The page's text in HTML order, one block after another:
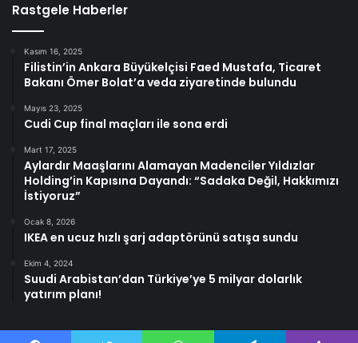
Rastgele Haberler
Kasım 16, 2025
Filistin’in Ankara Büyükelçisi Faed Mustafa, Ticaret
Bakanı Ömer Bolat’a veda ziyaretinde bulundu
Mayıs 23, 2025
Cudi Cup final maçları ile sona erdi
Mart 17, 2025
Aylardır Maaşlarını Alamayan Madenciler Yıldızlar
Holding’in Kapısına Dayandı: “Sadaka Değil, Hakkımızı
İstiyoruz”
Ocak 8, 2026
IKEA en ucuz hızlı şarj adaptörünü satışa sundu
Ekim 4, 2024
Suudi Arabistan’dan Türkiye’ye 5 milyar dolarlık
yatırım planı!